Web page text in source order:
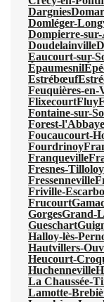
Dargnies
Domléger-
Dompierre-
Doudelainville
Eaucourt-sur-
Épaumesnil
Estrébœuf
Feuquières-en-
FlixecourtFluy
Fontaine-sur-
Forest-l'Abbaye
Foucaucourt-
Fourdrinoy
Franqueville
Fresnes-Tilloloy
Fressenneville
Friville-
Frucourt
GorgesGrand-
Gueschart
Halloy-lès-
Hautvillers-
Heucourt-
Huchenneville
La Chaussée-
Lamotte-